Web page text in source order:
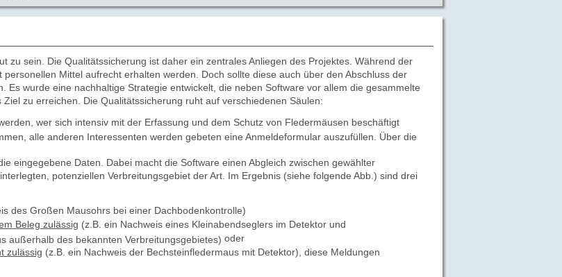
zu sein. Die Qualitätssicherung ist daher ein zentrales Anliegen des Projektes. Während der
Mittel aufrecht erhalten werden. Doch sollte diese auch über den Abschluss der
Es wurde eine nachhaltige Strategie entwickelt, die neben Software vor allem die gesammelte
zu erreichen. Die Qualitätssicherung ruht auf verschiedenen Säulen:
wer sich intensiv mit der Erfassung und dem Schutz von Fledermäusen beschäftigt
alle anderen Interessenten werden gebeten eine Anmeldeformular auszufüllen. Über die
eingegebene Daten. Dabei macht die Software einen Abgleich zwischen gewählter
potenziellen Verbreitungsgebiet der Art. Im Ergebnis (siehe folgende Abb.) sind drei
des Großen Mausohrs bei einer Dachbodenkontrolle)
Beleg zulässig (z.B. ein Nachweis eines Kleinabendseglers im Detektor und
außerhalb des bekannten Verbreitungsgebietes) oder
zulässig (z.B. ein Nachweis der Bechsteinfledermaus mit Detektor), diese Meldungen